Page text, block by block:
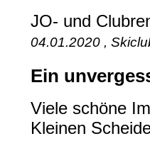
JO- und
04.01.2020 ,
Ein
Viele schöne
Kleinen